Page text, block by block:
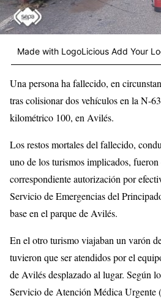
Made with LogoLicious Add Your
Una persona ha fallecido, en
tras colisionar dos vehículos en la N-
kilométrico 100, en Avilés.
Los restos mortales del fallecido,
uno de los turismos implicados, fueron
correspondiente autorización por
Servicio de Emergencias del
base en el parque de Avilés.
En el otro turismo viajaban un varón
tuvieron que ser atendidos por el
de Avilés desplazado al lugar. Según
Servicio de Atención Médica Urgente